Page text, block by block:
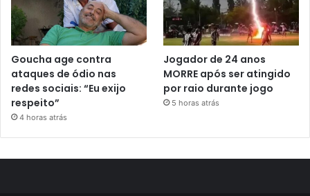
Goucha age contra
ataques de ódio nas
redes sociais: “Eu exijo
respeito”
4 horas atrás
Jogador de 24 anos
MORRE após ser atingido
por raio durante jogo
5 horas atrás